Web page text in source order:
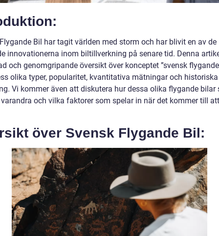
Bil har tagit världen med storm och har blivit en av de
innovationerna inom biltillverkning på senare tid. Denna
och genomgripande översikt över konceptet ”svensk
olika typer, popularitet, kvantitativa mätningar och historiska
Vi kommer även att diskutera hur dessa olika flygande bilar
och vilka faktorer som spelar in när det kommer till
över Svensk Flygande Bil: